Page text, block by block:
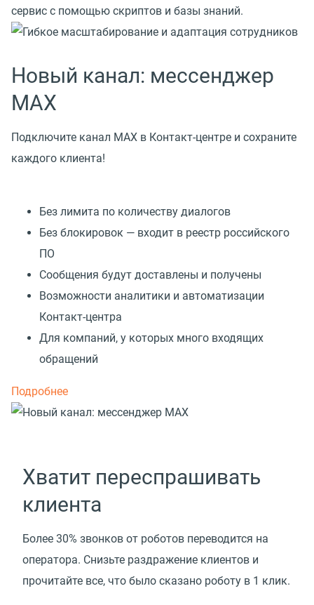
сервис с помощью скриптов и базы знаний.
Новый канал: мессенджер
MAX
Подключите канал MAX в Контакт-центре и сохраните
каждого клиента!
Без лимита по количеству диалогов
Без блокировок — входит в реестр российского
ПО
Сообщения будут доставлены и получены
Возможности аналитики и автоматизации
Контакт-центра
Для компаний, у которых много входящих
обращений
Подробнее
Хватит переспрашивать
клиента
Более 30% звонков от роботов переводится на
оператора. Снизьте раздражение клиентов и
прочитайте все, что было сказано роботу в 1 клик.